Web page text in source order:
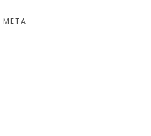
META